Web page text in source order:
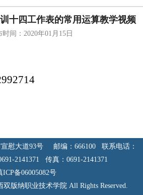
十四工作表的常用运算教学视频
时间：2020年01月15日
宣慰大道93号 邮编：666100 联系电话：
2141371 传真：0691-2141371
ICP备06005082号
双版纳职业技术学院 All Rights Reserved.